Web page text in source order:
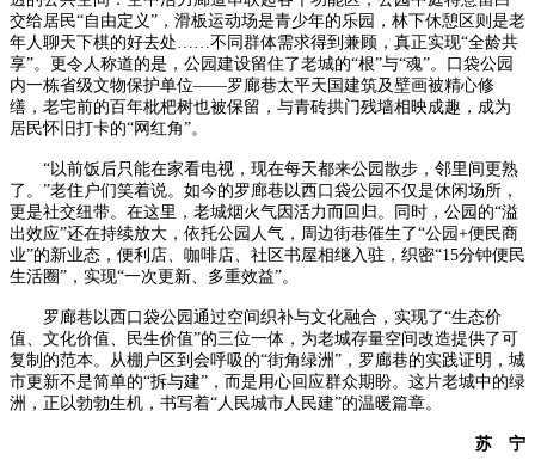
交给居民“自由定义”，滑板运动场是青少年的乐园，林下休憩区则是老
年人聊天下棋的好去处……不同群体需求得到兼顾，真正实现“全龄共
享”。更令人称道的是，公园建设留住了老城的“根”与“魂”。口袋公园
内一栋省级文物保护单位——罗廊巷太平天国建筑及壁画被精心修
缮，老宅前的百年枇杷树也被保留，与青砖拱门残墙相映成趣，成为
居民怀旧打卡的“网红角”。
“以前饭后只能在家看电视，现在每天都来公园散步，邻里间更熟
了。”老住户们笑着说。如今的罗廊巷以西口袋公园不仅是休闲场所，
更是社交纽带。在这里，老城烟火气因活力而回归。同时，公园的“溢
出效应”还在持续放大，依托公园人气，周边街巷催生了“公园+便民商
业”的新业态，便利店、咖啡店、社区书屋相继入驻，织密“15分钟便民
生活圈”，实现“一次更新、多重效益”。
罗廊巷以西口袋公园通过空间织补与文化融合，实现了“生态价
值、文化价值、民生价值”的三位一体，为老城存量空间改造提供了可
复制的范本。从棚户区到会呼吸的“街角绿洲”，罗廊巷的实践证明，城
市更新不是简单的“拆与建”，而是用心回应群众期盼。这片老城中的绿
洲，正以勃勃生机，书写着“人民城市人民建”的温暖篇章。
苏 宁